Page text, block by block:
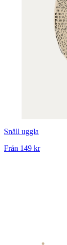
Snäll uggla
Från 149 kr